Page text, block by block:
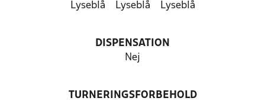
Lyseblå Lyseblå Lyseblå
DISPENSATION
Nej
TURNERINGSFORBEHOLD